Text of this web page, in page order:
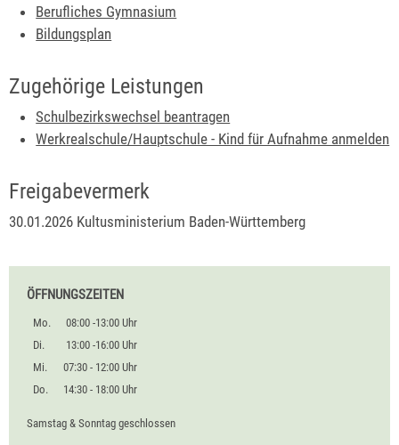
Berufliches Gymnasium
Bildungsplan
Zugehörige Leistungen
Schulbezirkswechsel beantragen
Werkrealschule/Hauptschule - Kind für Aufnahme anmelden
Freigabevermerk
30.01.2026 Kultusministerium Baden-Württemberg
ÖFFNUNGSZEITEN
Mo.
08:00 -13:00 Uhr
Di.
13:00 -16:00 Uhr
Mi.
07:30 - 12:00 Uhr
Do.
14:30 - 18:00 Uhr
Samstag & Sonntag geschlossen